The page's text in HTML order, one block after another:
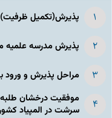
پذیرش(تکمیل
پذیرش مدرسه
مراحل پذیرش و ورود
موفقیت درخشان
سرشت در المپياد